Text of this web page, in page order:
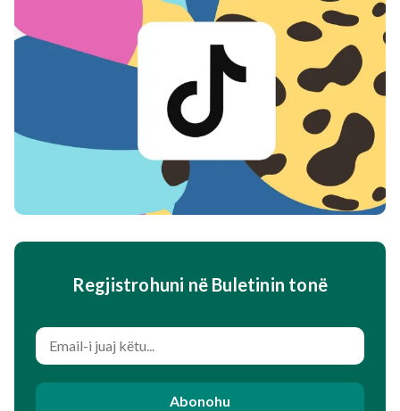
Regjistrohuni në Buletinin tonë
Abonohu